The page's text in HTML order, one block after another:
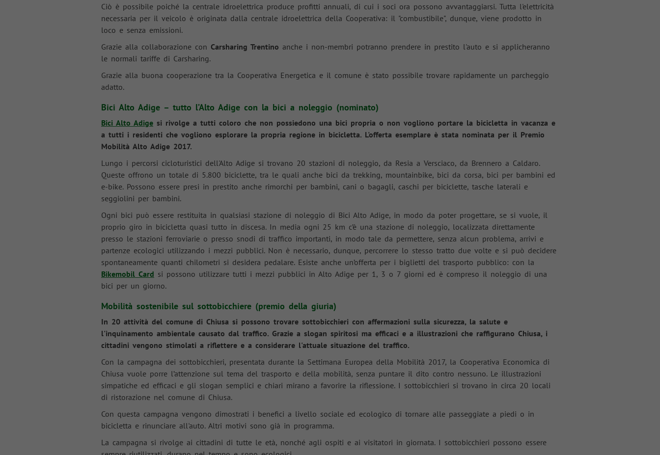
Ciò è possibile poiché la centrale idroelettrica produce profitti annuali, di cui i soci ora possono avvantaggiarsi. Tutta l'elettricità
necessaria per il veicolo è originata dalla centrale idroelettrica della Cooperativa: il "combustibile", dunque, viene prodotto in
loco e senza emissioni.
Grazie alla collaborazione con Carsharing Trentino anche i non-membri potranno prendere in prestito l'auto e si applicheranno
le normali tariffe di Carsharing.
Grazie alla buona cooperazione tra la Cooperativa Energetica e il comune è stato possibile trovare rapidamente un parcheggio
adatto.
Bici Alto Adige – tutto l’Alto Adige con la bici a noleggio (nominato)
Bici Alto Adige si rivolge a tutti coloro che non possiedono una bici propria o non vogliono portare la bicicletta in vacanza e
a tutti i residenti che vogliono esplorare la propria regione in bicicletta. L'offerta esemplare è stata nominata per il Premio
Mobilità Alto Adige 2017.
Lungo i percorsi cicloturistici dell'Alto Adige si trovano 20 stazioni di noleggio, da Resia a Versciaco, da Brennero a Caldaro.
Queste offrono un totale di 5.800 biciclette, tra le quali anche bici da trekking, mountainbike, bici da corsa, bici per bambini ed
e-bike. Possono essere presi in prestito anche rimorchi per bambini, cani o bagagli, caschi per biciclette, tasche laterali e
seggiolini per bambini.
Ogni bici può essere restituita in qualsiasi stazione di noleggio di Bici Alto Adige, in modo da poter progettare, se si vuole, il
proprio giro in bicicletta quasi tutto in discesa. In media ogni 25 km c’è una stazione di noleggio, localizzata direttamente
presso le stazioni ferroviarie o presso snodi di traffico importanti, in modo tale da permettere, senza alcun problema, arrivi e
partenze ecologici utilizzando i mezzi pubblici. Non è necessario, dunque, percorrere lo stesso tratto due volte e si può decidere
spontaneamente quanti chilometri si desidera pedalare. Esiste anche un’offerta per i biglietti del trasporto pubblico: con la
Bikemobil Card si possono utilizzare tutti i mezzi pubblici in Alto Adige per 1, 3 o 7 giorni ed è compreso il noleggio di una
bici per un giorno.
Mobilità sostenibile sul sottobicchiere (premio della giuria)
In 20 attività del comune di Chiusa si possono trovare sottobicchieri con affermazioni sulla sicurezza, la salute e
l'inquinamento ambientale causato dal traffico. Grazie a slogan spiritosi ma efficaci e a illustrazioni che raffigurano Chiusa, i
cittadini vengono stimolati a riflettere e a considerare l'attuale situazione del traffico.
Con la campagna dei sottobicchieri, presentata durante la Settimana Europea della Mobilità 2017, la Cooperativa Economica di
Chiusa vuole porre l’attenzione sul tema del trasporto e della mobilità, senza puntare il dito contro nessuno. Le illustrazioni
simpatiche ed efficaci e gli slogan semplici e chiari mirano a favorire la riflessione. I sottobicchieri si trovano in circa 20 locali
di ristorazione nel comune di Chiusa.
Con questa campagna vengono dimostrati i benefici a livello sociale ed ecologico di tornare alle passeggiate a piedi o in
bicicletta e rinunciare all'auto. Altri motivi sono già in programma.
La campagna si rivolge ai cittadini di tutte le età, nonché agli ospiti e ai visitatori in giornata. I sottobicchieri possono essere